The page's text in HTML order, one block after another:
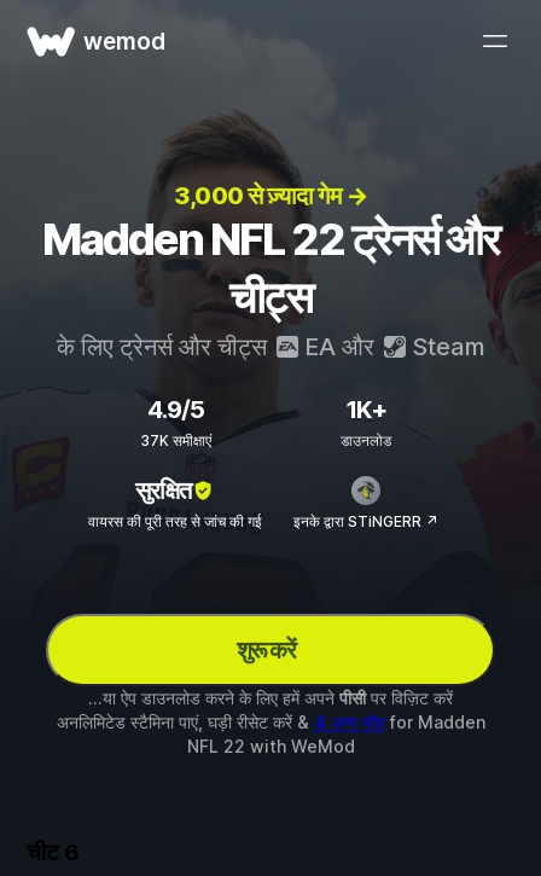
wemod
3,000 से ज़्यादा गेम →
Madden NFL 22 ट्रेनर्स और
चीट्स
के लिए ट्रेनर्स और चीट्स EAऔर Steam
4.9/5
37K समीक्षाएं
1K+
डाउनलोड
सुरक्षित
वायरस की पूरी तरह से जांच की गई इनके द्वारा STiNGERR ↗
शुरू करें
...या ऐप डाउनलोड करने के लिए हमें अपने पीसीपर विज़िट करें
अनलिमिटेड स्टैमिना पाएं, घड़ी रीसेट करें & 4 अन्य मॉडfor Madden
NFL 22 with WeMod
चीट 6